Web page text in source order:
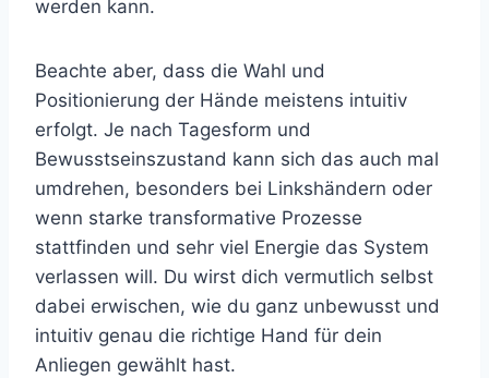
werden kann.
Beachte aber, dass die Wahl und
Positionierung der Hände meistens intuitiv
erfolgt. Je nach Tagesform und
Bewusstseinszustand kann sich das auch mal
umdrehen, besonders bei Linkshändern oder
wenn starke transformative Prozesse
stattfinden und sehr viel Energie das System
verlassen will. Du wirst dich vermutlich selbst
dabei erwischen, wie du ganz unbewusst und
intuitiv genau die richtige Hand für dein
Anliegen gewählt hast.